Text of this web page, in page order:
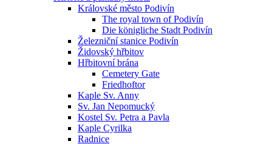
Královské město Podivín
The royal town of Podivín
Die königliche Stadt Podivín
Železniční stanice Podivín
Židovský hřbitov
Hřbitovní brána
Cemetery Gate
Friedhoftor
Kaple Sv. Anny
Sv. Jan Nepomucký
Kostel Sv. Petra a Pavla
Kaple Cyrilka
Radnice